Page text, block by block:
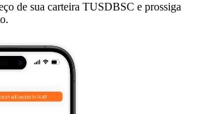
de sua carteira TUSDBSC e prossiga